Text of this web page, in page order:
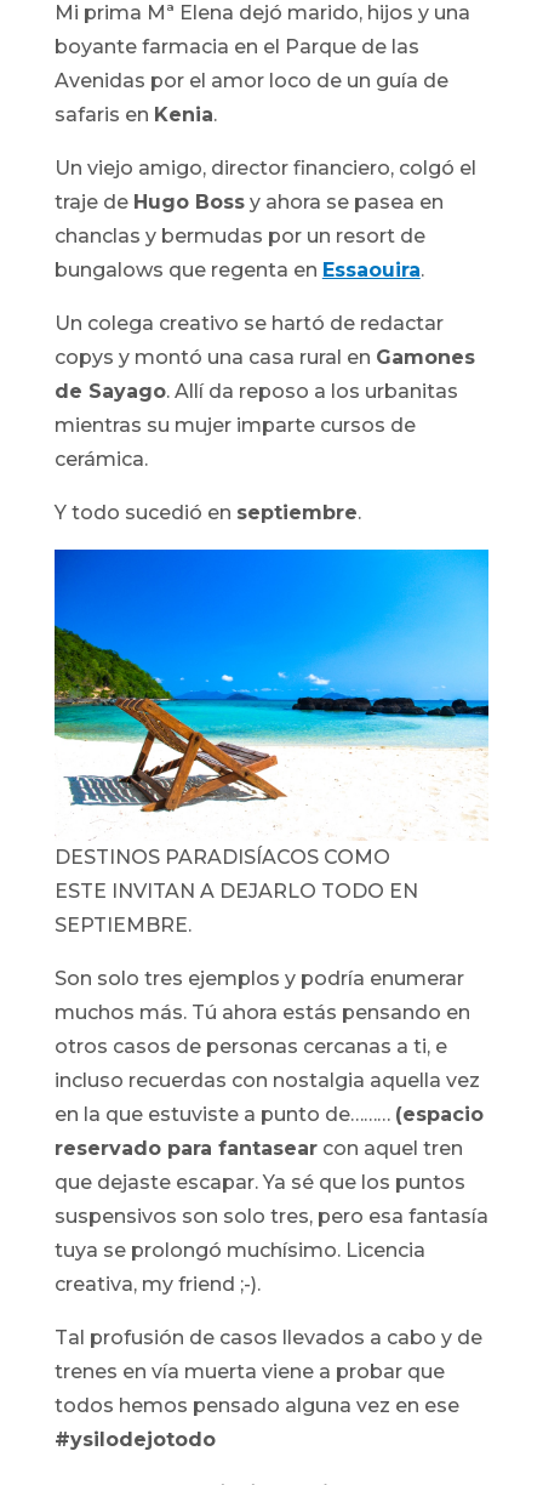
Mi prima Mª Elena dejó marido, hijos y una
boyante farmacia en el Parque de las
Avenidas por el amor loco de un guía de
safaris en Kenia.
Un viejo amigo, director financiero, colgó el
traje de Hugo Bossy ahora se pasea en
chanclas y bermudas por un resort de
bungalows que regenta en Essaouira.
Un colega creativo se hartó de redactar
copys y montó una casa rural en Gamones
de Sayago. Allí da reposo a los urbanitas
mientras su mujer imparte cursos de
cerámica.
Y todo sucedió en septiembre.
DESTINOS PARADISÍACOS COMO
ESTE INVITAN A DEJARLO TODO EN
SEPTIEMBRE.
Son solo tres ejemplos y podría enumerar
muchos más. Tú ahora estás pensando en
otros casos de personas cercanas a ti, e
incluso recuerdas con nostalgia aquella vez
en la que estuviste a punto de……… (espacio
reservado para fantasearcon aquel tren
que dejaste escapar. Ya sé que los puntos
suspensivos son solo tres, pero esa fantasía
tuya se prolongó muchísimo. Licencia
creativa, my friend ;-).
Tal profusión de casos llevados a cabo y de
trenes en vía muerta viene a probar que
todos hemos pensado alguna vez en ese
#ysilodejotodo